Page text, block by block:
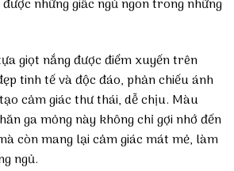
những giấc ngủ ngon trong những
giọt nắng được điểm xuyến trên
tinh tế và độc đáo, phản chiếu ánh
cảm giác thư thái, dễ chịu. Màu
ga mỏng này không chỉ gợi nhớ đến
còn mang lại cảm giác mát mẻ, làm
ngủ.